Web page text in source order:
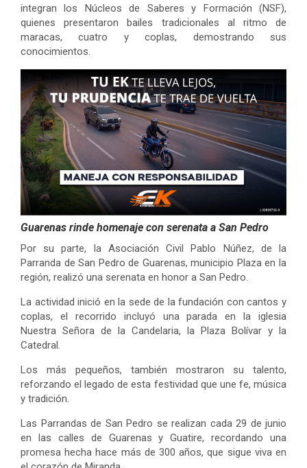
integran los Núcleos de Saberes y Formación (NSF),
quienes presentaron bailes tradicionales al ritmo de
maracas, cuatro y coplas, demostrando sus
conocimientos.
Guarenas rinde homenaje con serenata a San Pedro
Por su parte, la Asociación Civil Pablo Núñez, de la
Parranda de San Pedro de Guarenas, municipio Plaza en la
región, realizó una serenata en honor a San Pedro.
La actividad inició en la sede de la fundación con cantos y
coplas, el recorrido incluyó una parada en la iglesia
Nuestra Señora de la Candelaria, la Plaza Bolívar y la
Catedral.
Los más pequeños, también mostraron su talento,
reforzando el legado de esta festividad que une fe, música
y tradición.
Las Parrandas de San Pedro se realizan cada 29 de junio
en las calles de Guarenas y Guatire, recordando una
promesa hecha hace más de 300 años, que sigue viva en